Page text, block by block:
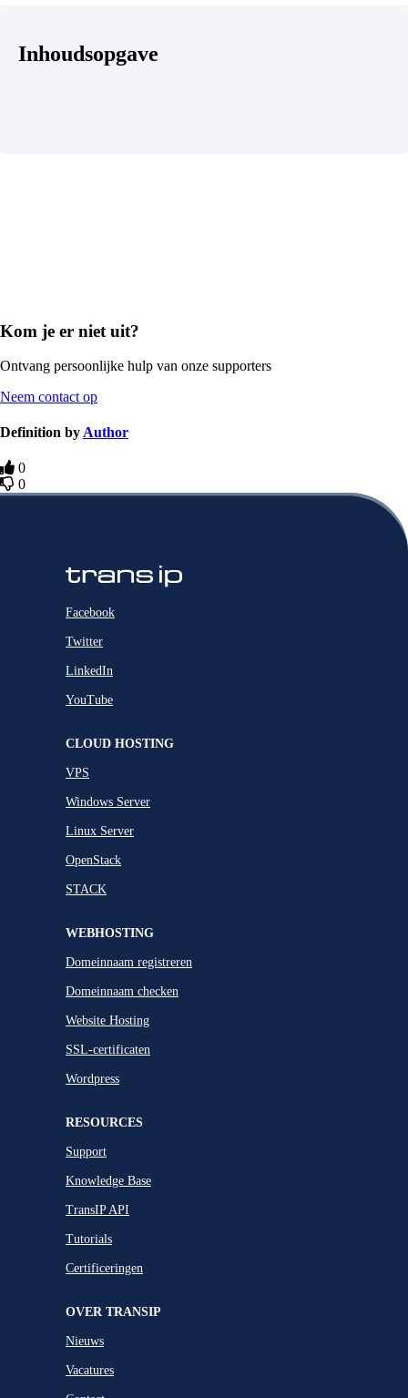
Inhoudsopgave
Kom je er niet uit?
Ontvang persoonlijke hulp van onze supporters
Neem contact op
Definition by Author
0
0
Facebook
Twitter
LinkedIn
YouTube
CLOUD HOSTING
VPS
Windows Server
Linux Server
OpenStack
STACK
WEBHOSTING
Domeinnaam registreren
Domeinnaam checken
Website Hosting
SSL-certificaten
Wordpress
RESOURCES
Support
Knowledge Base
TransIP API
Tutorials
Certificeringen
OVER TRANSIP
Nieuws
Vacatures